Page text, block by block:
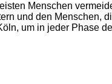
Menschen
und den Menschen,
um in jeder Phase